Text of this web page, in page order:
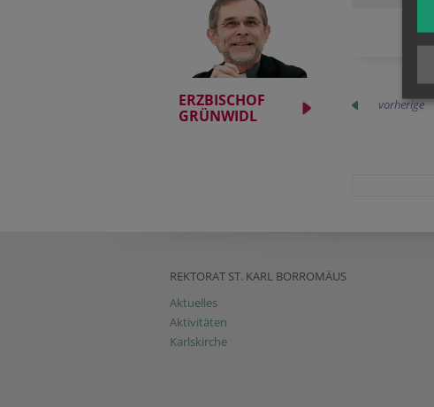
ERZBISCHOF
GRÜNWIDL
vorherige
REKTORAT ST. KARL BORROMÄUS
Aktuelles
Aktivitäten
Karlskirche